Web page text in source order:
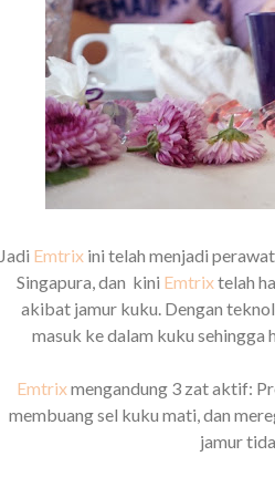
Jadi Emtrixini telah menjadi
Singapura, dan kini Emtrixtelah
akibat jamur kuku. Dengan
masuk ke dalam kuku sehingga
Emtrixmengandung 3 zat aktif:
membuang sel kuku mati, dan
jamur